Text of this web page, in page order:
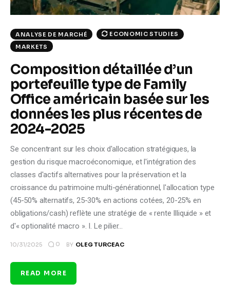
ANALYSE DE MARCHÉ
ECONOMIC STUDIES
MARKETS
Composition détaillée d’un
portefeuille type de Family
Office américain basée sur les
données les plus récentes de
2024-2025
Se concentrant sur les choix d'allocation stratégiques, la
gestion du risque macroéconomique, et l'intégration des
classes d'actifs alternatives pour la préservation et la
croissance du patrimoine multi-générationnel, l'allocation type
(45-50% alternatifs, 25-30% en actions cotées, 20-25% en
obligations/cash) reflète une stratégie de « rente Illiquide » et
d'« optionalité macro ». I. Le pilier…
10/31/2025 0 BY OLEG TURCEAC
READ MORE